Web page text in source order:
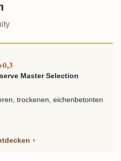
Master Selection
trockenen, eichenbetonten